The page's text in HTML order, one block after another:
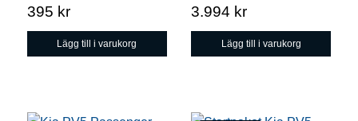
395 kr
Lägg till i varukorg
3.994 kr
Lägg till i varukorg